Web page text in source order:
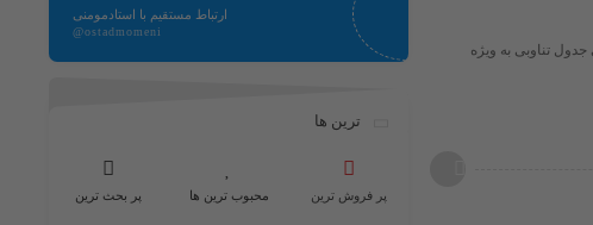
تناوبی به ویژه
ارتباط مستقیم با استادمومنی
@ostadmomeni
ترین ها
پر فروش ترین محبوب ترین ها پر بحث ترین